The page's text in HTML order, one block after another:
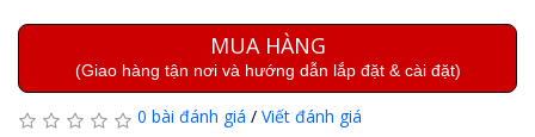
MUA HÀNG
(Giao hàng tận nơi và hướng dẫn lắp đặt & cài đặt)
0 bài đánh giá / Viết đánh giá